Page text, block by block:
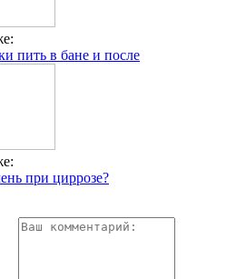
пить в бане и после
при циррозе?